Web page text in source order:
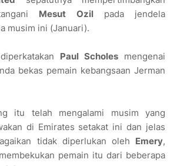
Mesut Ozilpada jendela
musim ini (Januari).
Paul Scholes mengenai
bekas pemain kebangsaan Jerman
itu telah mengalami musim yang
di Emirates setakat ini dan jelas
tidak diperlukan oleh Emery,
pemain itu dari beberapa